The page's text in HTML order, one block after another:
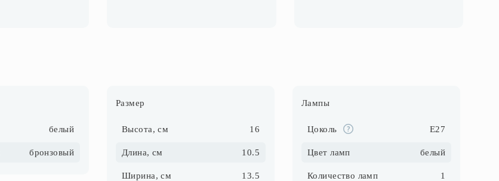
белый
бронзовый
Размер
Высота, см 16
Длина, см 10.5
Ширина, см 13.5
Лампы
Цоколь E27
Цвет ламп белый
Количество ламп 1